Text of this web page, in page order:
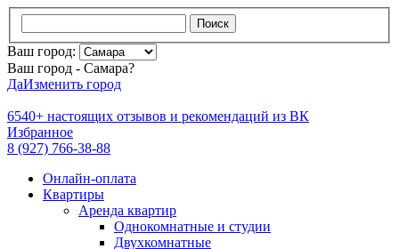
Поиск
Ваш город:
Ваш город - Самара?
ДаИзменить город
6540+ настоящих отзывов и рекомендаций из ВК
Избранное
8 (927) 766-38-88
Онлайн-оплата
Квартиры
Аренда квартир
Однокомнатные и студии
Двухкомнатные